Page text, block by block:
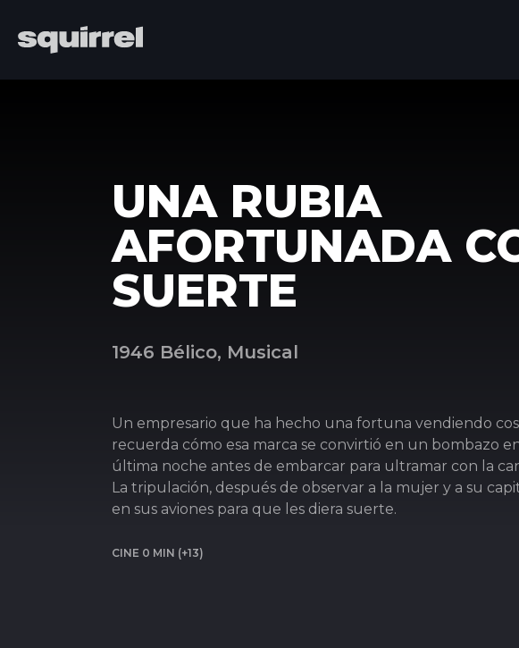
UNA RUBIA
AFORTUNADA
SUERTE
1946 Bélico, Musical
Un empresario que ha hecho una fortuna vendiendo
recuerda cómo esa marca se convirtió en un bombazo
última noche antes de embarcar para ultramar con la
La tripulación, después de observar a la mujer y a su
en sus aviones para que les diera suerte.
CINE 0 MIN (+13)